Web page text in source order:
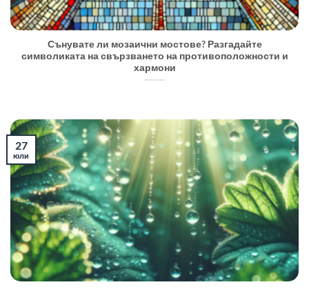
Сънувате ли мозаични мостове? Разгадайте
символиката на свързването на противоположности и
хармони
27
юли